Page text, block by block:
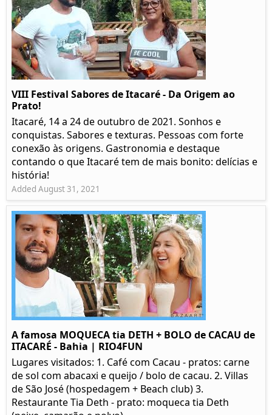
VIII Festival Sabores de Itacaré - Da Origem ao
Prato!
Itacaré, 14 a 24 de outubro de 2021. Sonhos e
conquistas. Sabores e texturas. Pessoas com forte
conexão às origens. Gastronomia e destaque
contando o que Itacaré tem de mais bonito: delícias e
história!
Added August 31, 2021
A famosa MOQUECA tia DETH + BOLO de CACAU de
ITACARÉ - Bahia | RIO4FUN
Lugares visitados: 1. Café com Cacau - pratos: carne
de sol com abacaxi e queijo / bolo de cacau. 2. Villas
de São José (hospedagem + Beach club) 3.
Restaurante Tia Deth - prato: moqueca tia Deth